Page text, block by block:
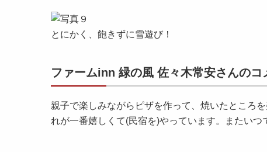
とにかく、飽きずに雪遊び！
ファームinn 緑の風 佐々木常安さんのコ
親子で楽しみながらピザを作って、焼いたところ
れが一番嬉しくて(民宿を)やっています。またいつ